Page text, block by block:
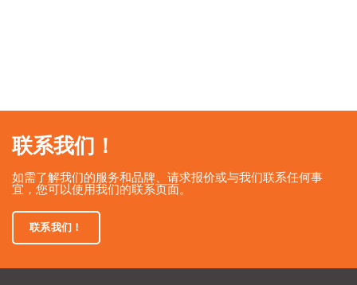
联系我们！
如需了解我们的服务和品牌、请求报价或与我们联系任何事
宜，您可以使用我们的联系页面。
联系我们！